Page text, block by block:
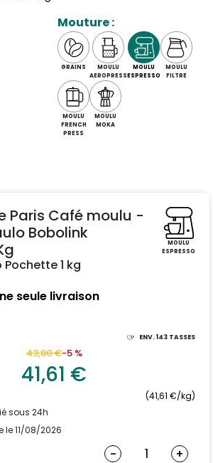
Mouture :
GRAINS
MOULU
AEROPRESS
MOULU
ESPRESSO
MOULU
FILTRE
MOULU
FRENCH
PRESS
MOULU
MOKA
MOULU
ESPRESSO
Paris Café moulu -
Bobolink
Pochette 1 kg
seule livraison
ENV.143 TASSES
43,80 €-5 %
41,61 €
(41,61 €/kg)
sous 24h
le 11/08/2026
- +